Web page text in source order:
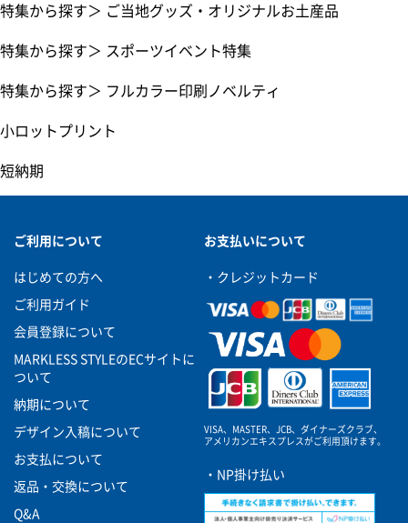
特集から探す＞ ご当地グッズ・オリジナルお土産品
特集から探す＞ スポーツイベント特集
特集から探す＞ フルカラー印刷ノベルティ
小ロットプリント
短納期
ご利用について
はじめての方へ
ご利用ガイド
会員登録について
MARKLESS STYLEのECサイトに
ついて
納期について
デザイン入稿について
お支払について
返品・交換について
Q&A
お支払いについて
・クレジットカード
VISA、MASTER、JCB、ダイナーズクラブ、
アメリカンエキスプレスがご利用頂けます。
・NP掛け払い